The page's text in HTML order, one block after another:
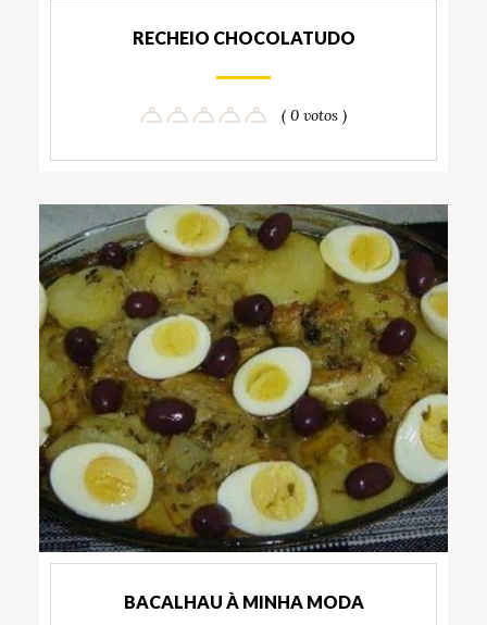
RECHEIO CHOCOLATUDO
( 0 votos )
BACALHAU À MINHA MODA